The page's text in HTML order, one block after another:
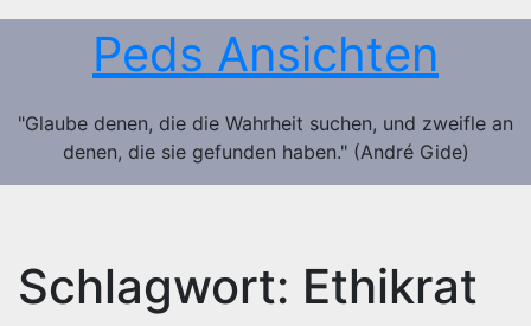
Zum
Peds Ansichten
"Glaube denen, die die Wahrheit suchen, und zweifle an
denen, die sie gefunden haben." (André Gide)
Schlagwort: Ethikrat